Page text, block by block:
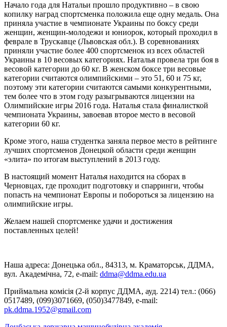
Начало года для Натальи прошло продуктивно – в свою
копилку наград спортсменка положила еще одну медаль. Она
приняла участие в чемпионате Украины по боксу среди
женщин, женщин-молодежи и юниорок, который проходил в
феврале в Трускавце (Львовская обл.). В соревнованиях
приняли участие более 400 спортсменок из всех областей
Украины в 10 весовых категориях. Наталья провела три боя в
весовой категории до 60 кг. В женском боксе три весовые
категории считаются олимпийскими – это 51, 60 и 75 кг,
поэтому эти категории считаются самыми конкурентными,
тем более что в этом году разыгрываются лицензии на
Олимпийские игры 2016 года. Наталья стала финалисткой
чемпионата Украины, завоевав второе место в весовой
категории 60 кг.
Кроме этого, наша студентка заняла первое место в рейтинге
лучших спортсменов Донецкой области среди женщин
«элита» по итогам выступлений в 2013 году.
В настоящий момент Наталья находится на сборах в
Черновцах, где проходит подготовку и спарринги, чтобы
попасть на чемпионат Европы и побороться за лицензию на
олимпийские игры.
Желаем нашей спортсменке удачи и достижения
поставленных целей!
Наша адреса: Донецька обл., 84313, м. Краматорськ, ДДМА,
вул. Академічна, 72, е-mail: ddma@ddma.edu.ua
Приймальна комісія (2-й корпус ДДМА, ауд. 2214) тел.: (066)
0517489, (099)3071669, (050)3477849, e-mail:
pk.ddma.1952@gmail.com